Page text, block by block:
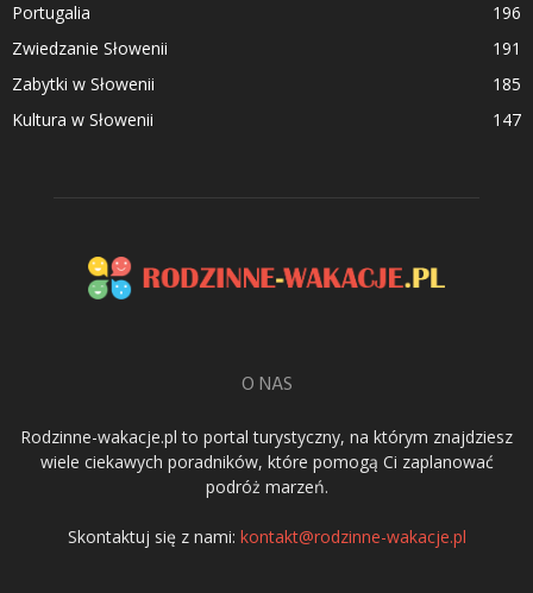
Portugalia
196
Zwiedzanie Słowenii
191
Zabytki w Słowenii
185
Kultura w Słowenii
147
O NAS
Rodzinne-wakacje.pl to portal turystyczny, na którym znajdziesz
wiele ciekawych poradników, które pomogą Ci zaplanować
podróż marzeń.
Skontaktuj się z nami: kontakt@rodzinne-wakacje.pl